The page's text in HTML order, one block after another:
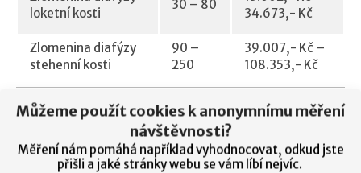
Můžeme použít cookies k anonymnímu měření
návštěvnosti?
Měření nám pomáhá například vyhodnocovat, odkud jste
přišli a jaké stránky webu se vám líbí nejvíc.
loketní kosti
30 – 80
34.673,- Kč
Zlomenina diafýzy
stehenní kosti
90 –
250
39.007,- Kč –
108.353,- Kč